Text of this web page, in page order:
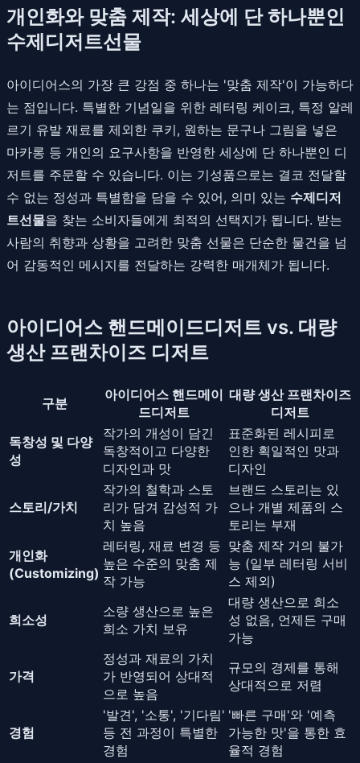
개인화와 맞춤 제작: 세상에 단 하나뿐인
수제디저트선물
아이디어스의 가장 큰 강점 중 하나는 '맞춤 제작'이 가능하다
는 점입니다. 특별한 기념일을 위한 레터링 케이크, 특정 알레
르기 유발 재료를 제외한 쿠키, 원하는 문구나 그림을 넣은
마카롱 등 개인의 요구사항을 반영한 세상에 단 하나뿐인 디
저트를 주문할 수 있습니다. 이는 기성품으로는 결코 전달할
수 없는 정성과 특별함을 담을 수 있어, 의미 있는 수제디저
트선물을 찾는 소비자들에게 최적의 선택지가 됩니다. 받는
사람의 취향과 상황을 고려한 맞춤 선물은 단순한 물건을 넘
어 감동적인 메시지를 전달하는 강력한 매개체가 됩니다.
아이디어스 핸드메이드디저트 vs. 대량
생산 프랜차이즈 디저트
구분
아이디어스 핸드메이
드디저트
대량 생산 프랜차이즈
디저트
독창성 및 다양
성
작가의 개성이 담긴
독창적이고 다양한
디자인과 맛
표준화된 레시피로
인한 획일적인 맛과
디자인
스토리/가치
작가의 철학과 스토
리가 담겨 감성적 가
치 높음
브랜드 스토리는 있
으나 개별 제품의 스
토리는 부재
개인화
(Customizing)
레터링, 재료 변경 등
높은 수준의 맞춤 제
작 가능
맞춤 제작 거의 불가
능 (일부 레터링 서비
스 제외)
희소성
소량 생산으로 높은
희소 가치 보유
대량 생산으로 희소
성 없음, 언제든 구매
가능
가격
정성과 재료의 가치
가 반영되어 상대적
으로 높음
규모의 경제를 통해
상대적으로 저렴
경험
'발견', '소통', '기다림'
등 전 과정이 특별한
경험
'빠른 구매'와 '예측
가능한 맛'을 통한 효
율적 경험